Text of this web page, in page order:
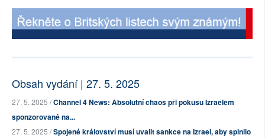
Obsah vydání | 27. 5. 2025
27. 5. 2025 /Channel 4 News: Absolutní chaos při pokusu Izraelem
sponzorované na...
27. 5. 2025 /Spojené království musí uvalit sankce na Izrael, aby splnilo